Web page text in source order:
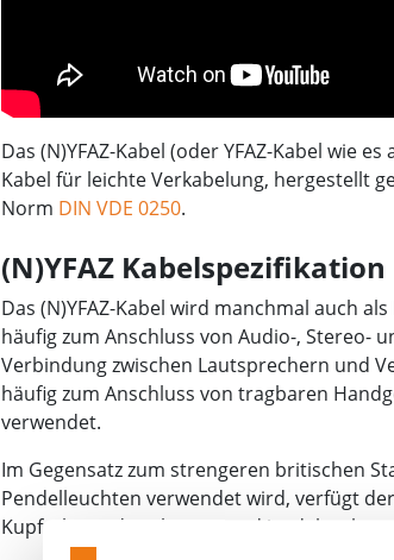
Das (N)YFAZ-Kabel (oder YFAZ-Kabel wie
Kabel für leichte Verkabelung, hergestellt
Norm DIN VDE 0250.
(N)YFAZ Kabelspezifikation
Das (N)YFAZ-Kabel wird manchmal auch
häufig zum Anschluss von Audio-, Stereo-
Verbindung zwischen Lautsprechern und
häufig zum Anschluss von tragbaren
verwendet.
Im Gegensatz zum strengeren britischen
Pendelleuchten verwendet wird, verfügt
Kupferleiter der Klasse 5 und ist daher